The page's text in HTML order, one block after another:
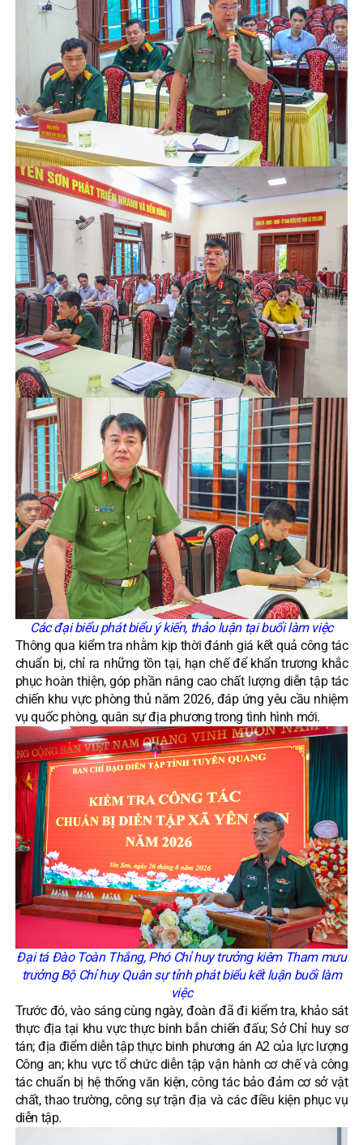
Các đại biểu phát biểu ý kiến, thảo luận tại buổi làm việc
Thông qua kiểm tra nhằm kịp thời đánh giá kết quả công tác
chuẩn bị, chỉ ra những tồn tại, hạn chế để khẩn trương khắc
phục hoàn thiện, góp phần nâng cao chất lượng diễn tập tác
chiến khu vực phòng thủ năm 2026, đáp ứng yêu cầu nhiệm
vụ quốc phòng, quân sự địa phương trong tình hình mới.
Đại tá Đào Toàn Thắng, Phó Chỉ huy trưởng kiêm Tham mưu
trưởng Bộ Chỉ huy Quân sự tỉnh phát biểu kết luận buổi làm
việc
Trước đó, vào sáng cùng ngày, đoàn đã đi kiểm tra, khảo sát
thực địa tại khu vực thực binh bắn chiến đấu; Sở Chỉ huy sơ
tán; địa điểm diễn tập thực binh phương án A2 của lực lượng
Công an; khu vực tổ chức diễn tập vận hành cơ chế và công
tác chuẩn bị hệ thống văn kiện, công tác bảo đảm cơ sở vật
chất, thao trường, công sự trận địa và các điều kiện phục vụ
diễn tập.